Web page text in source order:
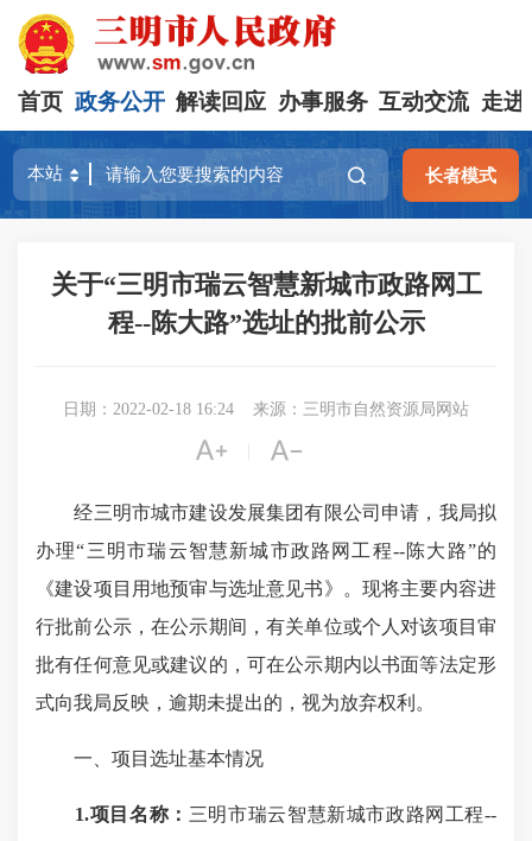
首页 政务公开 解读回应 办事服务 互动交流 走进
长者模式
关于“三明市瑞云智慧新城市政路网工
程--陈大路”选址的批前公示
日期：2022-02-18 16:24 来源：三明市自然资源局网站
 
经三明市城市建设发展集团有限公司申请，我局拟
办理“三明市瑞云智慧新城市政路网工程--陈大路”的
《建设项目用地预审与选址意见书》。现将主要内容进
行批前公示，在公示期间，有关单位或个人对该项目审
批有任何意见或建议的，可在公示期内以书面等法定形
式向我局反映，逾期未提出的，视为放弃权利。
一、项目选址基本情况
1.项目名称： 三明市瑞云智慧新城市政路网工程--